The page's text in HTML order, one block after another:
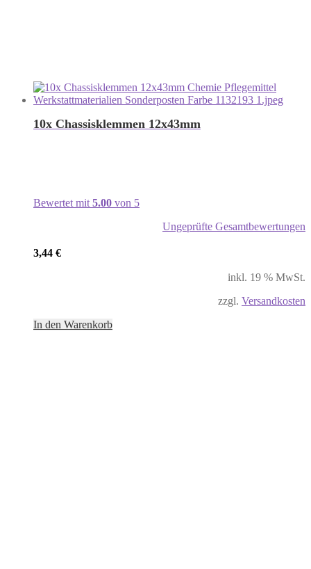
10x Chassisklemmen 12x43mm
Bewertet mit 5.00 von 5
Ungeprüfte Gesamtbewertungen
3,44 €
inkl. 19 % MwSt.
zzgl. Versandkosten
In den Warenkorb